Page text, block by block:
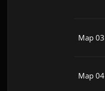
Map 03
Map 04